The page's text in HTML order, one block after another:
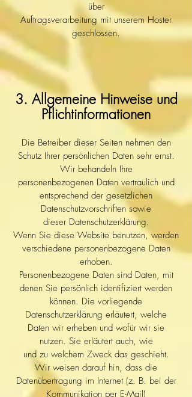
über
Auftragsverarbeitung mit unserem Hoster
geschlossen.
3. Allgemeine Hinweise und
Pflichtinformationen
Die Betreiber dieser Seiten nehmen den
Schutz Ihrer persönlichen Daten sehr ernst.
Wir behandeln Ihre
personenbezogenen Daten vertraulich und
entsprechend der gesetzlichen
Datenschutzvorschriften sowie
dieser Datenschutzerklärung.
Wenn Sie diese Website benutzen, werden
verschiedene personenbezogene Daten
erhoben.
Personenbezogene Daten sind Daten, mit
denen Sie persönlich identifiziert werden
können. Die vorliegende
Datenschutzerklärung erläutert, welche
Daten wir erheben und wofür wir sie
nutzen. Sie erläutert auch, wie
und zu welchem Zweck das geschieht.
Wir weisen darauf hin, dass die
Datenübertragung im Internet (z. B. bei der
Kommunikation per E-Mail)